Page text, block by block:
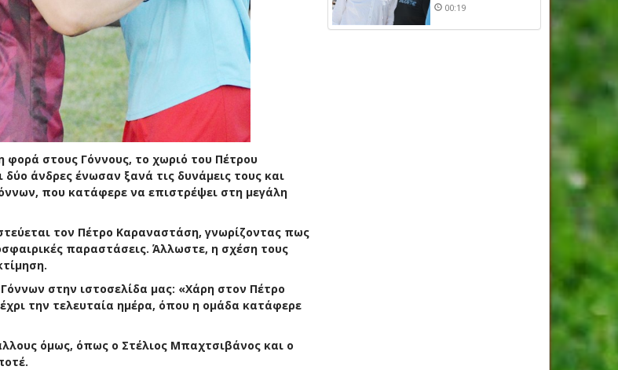
φορά στους Γόννους, το χωριό του Πέτρου
άνδρες ένωσαν ξανά τις δυνάμεις τους και
που κατάφερε να επιστρέψει στη μεγάλη
τον Πέτρο Καραναστάση, γνωρίζοντας πως
παραστάσεις. Άλλωστε, η σχέση τους
στην ιστοσελίδα μας: «Χάρη στον Πέτρο
την τελευταία ημέρα, όπου η ομάδα κατάφερε
όμως, όπως ο Στέλιος Μπαχτσιβάνος και ο
00:19